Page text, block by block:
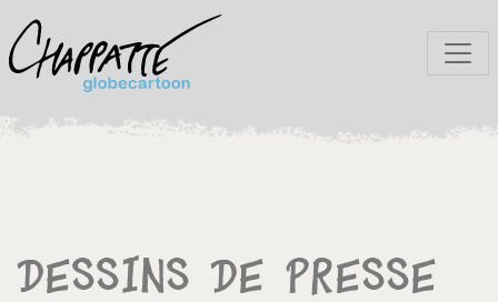
Dessins de presse